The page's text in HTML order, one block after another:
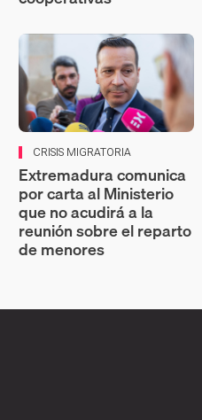
CRISIS MIGRATORIA
Extremadura comunica
por carta al Ministerio
que no acudirá a la
reunión sobre el reparto
de menores